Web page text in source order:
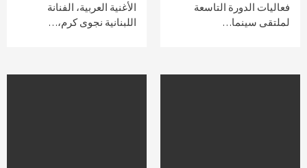
فعاليات الدورة التاسعة
لملتقى سينما…
الأغنية العربية، الفنانة
اللبنانية نجوى كرم،…